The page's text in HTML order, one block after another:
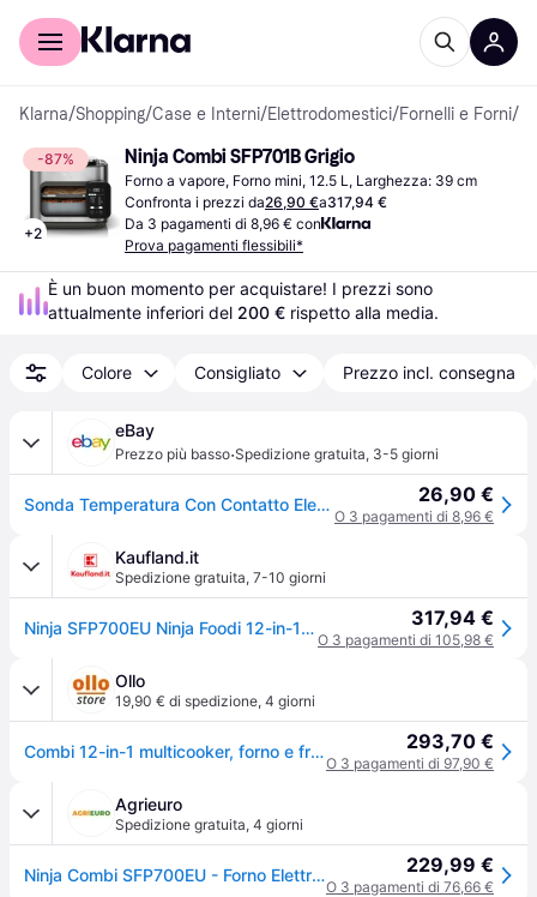
Per il tuo shopping
Klarna/Shopping/Case e Interni/Elettrodomestici/Fornelli e Forni/
-87%
+2
Ninja Combi SFP701B Grigio
Forno a vapore, Forno mini, 12.5 L, Larghezza: 39 cm
Confronta i prezzi da26,90 €a317,94 €
Da 3 pagamenti di 8,96 € con
Prova pagamenti flessibili*
È un buon momento per acquistare! I prezzi sono
attualmente inferiori del 200 € rispetto alla media.
Colore Consigliato Prezzo incl. consegna
eBay
Prezzo più basso·Spedizione gratuita, 3-5 giorni
Sonda Temperatura Con Contatto Elettrico Originale Per Ninja Combi Cooker Sfp700 26,90 €
O 3 pagamenti di 8,96 €
Kaufland.it
Spedizione gratuita, 7-10 giorni
Ninja SFP700EU Ninja Foodi 12-in-1 Multikocher+Grill SFP700EU 317,94 €
O 3 pagamenti di 105,98 €
Ollo
19,90 € di spedizione, 4 giorni
Combi 12-in-1 multicooker, forno e friggitrice ad aria, 12 funzioni di cottura, pasti per la famiglia in 15 minuti* 293,70 €
O 3 pagamenti di 97,90 €
Agrieuro
Spedizione gratuita, 4 giorni
Ninja Combi SFP700EU - Forno Elettrico - Friggitrice ad aria 12.5L 229,99 €
O 3 pagamenti di 76,66 €